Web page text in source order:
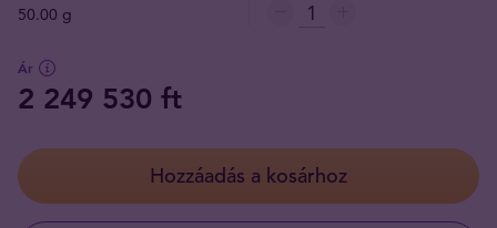
50.00 g
Ár
2 249 530 ft
Hozzáadás a kosárhoz